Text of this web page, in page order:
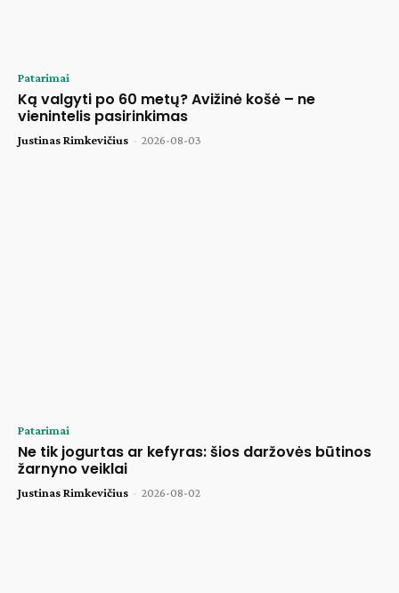
Patarimai
Ką valgyti po 60 metų? Avižinė košė – ne
vienintelis pasirinkimas
Justinas Rimkevičius - 2026-08-03
Patarimai
Ne tik jogurtas ar kefyras: šios daržovės būtinos
žarnyno veiklai
Justinas Rimkevičius - 2026-08-02